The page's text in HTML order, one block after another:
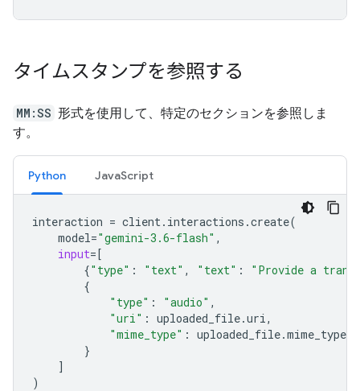
タイムスタンプを参照する
MM:SS 形式を使用して、特定のセクションを参照しま
す。
Python JavaScript
interaction = client . interactions .create(
model="gemini-3.6-flash" ,
input=[
{"type" : "text" , "text" :
"Provide a
{
"type" : "audio" ,
"uri" : uploaded_file.uri ,
"mime_type" : uploaded_file.mime_type
}
]
)